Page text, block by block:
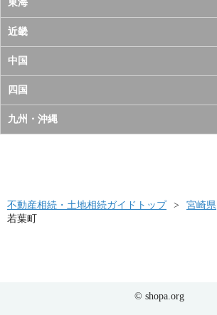
宮城県
秋田県
山形県
福島県
千葉県
埼玉県
茨城県
栃木県
山梨県
長野県
新潟県
富山県
石川県
東海
愛知県
岐阜県
三重県
静岡県
近畿
大阪府
京都府
兵庫県
和歌山県
中国
鳥取県
島根県
山口県
四国
徳島県
高知県
九州・沖縄
長崎県
不動産相続・土地相続ガイドトップ 宮崎県
若葉町
© shopa.org